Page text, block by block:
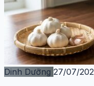
Dinh Dưỡng 27/07/